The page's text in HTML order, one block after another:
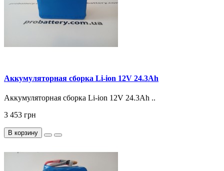
Аккумуляторная сборка Li-ion 12V 24.3Ah
Аккумуляторная сборка Li-ion 12V 24.3Ah ..
3 453 грн
В корзину